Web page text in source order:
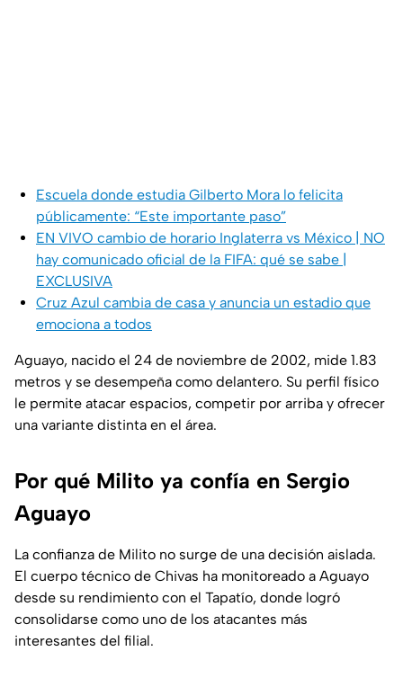
Escuela donde estudia Gilberto Mora lo felicita
públicamente: “Este importante paso”
EN VIVO cambio de horario Inglaterra vs México | NO
hay comunicado oficial de la FIFA: qué se sabe |
EXCLUSIVA
Cruz Azul cambia de casa y anuncia un estadio que
emociona a todos
Aguayo, nacido el 24 de noviembre de 2002, mide 1.83
metros y se desempeña como delantero. Su perfil físico
le permite atacar espacios, competir por arriba y ofrecer
una variante distinta en el área.
Por qué Milito ya confía en Sergio
Aguayo
La confianza de Milito no surge de una decisión aislada.
El cuerpo técnico de Chivas ha monitoreado a Aguayo
desde su rendimiento con el Tapatío, donde logró
consolidarse como uno de los atacantes más
interesantes del filial.